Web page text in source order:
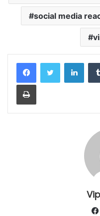
social media
Print